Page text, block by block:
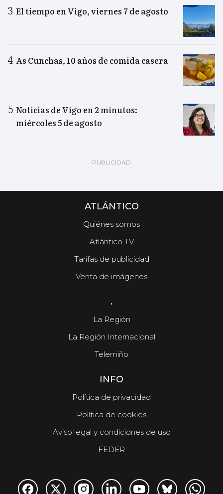
El tiempo en Vigo, viernes 7 de agosto
As Cunchas, 10 años de comida casera
Noticias de Vigo en 2 minutos:
miércoles 5 de agosto
ATLÁNTICO
Quiénes somos
Atlántico TV
Tarifas de publicidad
Venta de imágenes
.
La Región
La Región Internacional
Telemiño
INFO
Política de privacidad
Política de cookies
Aviso legal y condiciones de uso
FEDER